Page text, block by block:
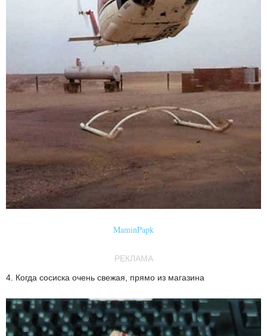
MaminPapk
РЕКЛАМА
4. Когда сосиска очень свежая, прямо из магазина